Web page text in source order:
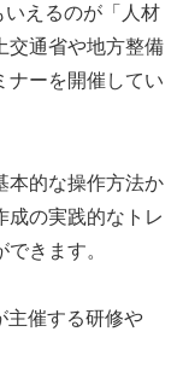
いえるのが「人材
交通省や地方整備
ナーを開催してい
本的な操作方法か
成の実践的なトレ
きます。
主催する研修や